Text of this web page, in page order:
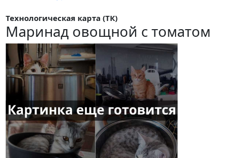
Технологическая карта (ТК)
Маринад овощной с томатом